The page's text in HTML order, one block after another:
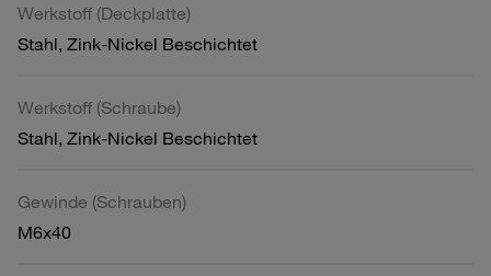
Werkstoff (Deckplatte)
Stahl, Zink-Nickel Beschichtet
Werkstoff (Schraube)
Stahl, Zink-Nickel Beschichtet
Gewinde (Schrauben)
M6x40